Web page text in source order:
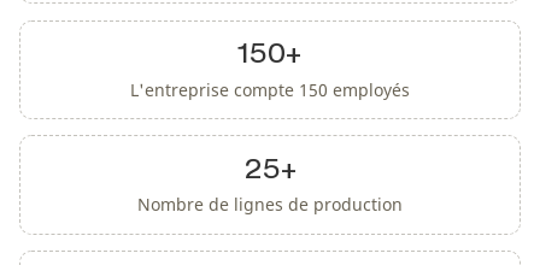
150+
L'entreprise compte 150 employés
25+
Nombre de lignes de production